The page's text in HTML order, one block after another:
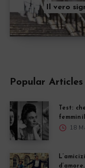
Il vero
Popular Articles
Test:
18